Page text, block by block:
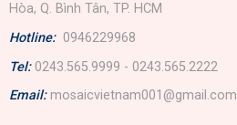
Hòa, Q. Bình Tân, TP. HCM
Hotline: 0946229968
Tel: 0243.565.9999 - 0243.565.2222
Email: mosaicvietnam001@gmail.com